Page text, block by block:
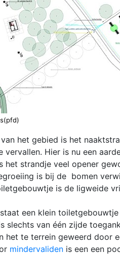
het gebied is het
vervallen. Hier is nu een
het strandje veel opener
is bij de bomen
is de ligweide
een klein
slechts van één zijde
het te terrein geweerd door
mindervaliden is een een